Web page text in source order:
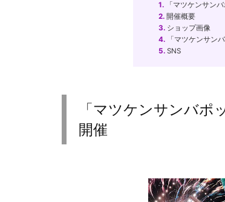
1. 「マツケンサン
2. 開催概要
3. ショップ画像
4. 「マツケンサン
5. SNS
「マツケンサンバ
開催